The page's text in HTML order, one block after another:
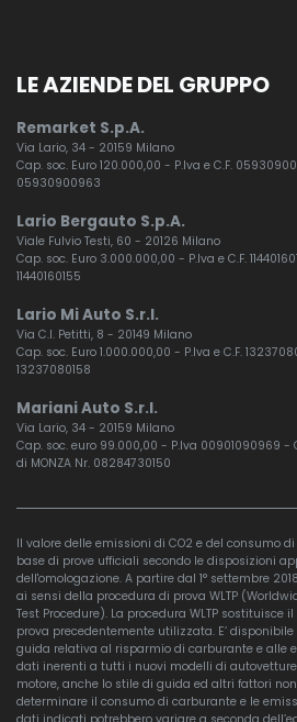
LE AZIENDE DEL GRUPPO
Remarket S.p.A.
Via Lario, 34 - 20159 Milano
Cap. soc. Euro 120.000,00 - P.Iva e C.F.
05930900963
Lario Bergauto S.p.A.
Viale Fulvio Testi, 60 - 20126 Milano
Cap. soc. Euro 3.000.000,00 - P.Iva e C.F.
11440160155
Lario Mi Auto S.r.l.
Via C.I. Petitti, 8 - 20149 Milano
Cap. soc. Euro 1.000.000,00 - P.Iva e C.F.
13237080158
Mariani Auto S.r.l.
Via Lario, 34 - 20159 Milano
Cap. soc. euro 99.000,00 - P.Iva 00901090969 -
di MONZA Nr. 08284730150
Il valore delle emissioni di CO2 e del consumo
base di prove ufficiali secondo le disposizioni
dell'omologazione. A partire dal 1° settembre
ai sensi della procedura di prova WLTP
Test Procedure). La procedura WLTP sostituisce
prova precedentemente utilizzata. E’
guida relativa al risparmio di carburante e alle
dati inerenti a tutti i nuovi modelli di
motore, anche lo stile di guida ed altri fattori
determinare il consumo di carburante e le